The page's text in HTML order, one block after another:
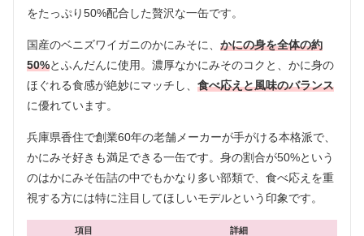
をたっぷり50%配合した贅沢な一缶です。
国産のベニズワイガニのかにみそに、 かにの身を全体の約
50%とふんだんに使用。濃厚なかにみそのコクと、かに身の
ほぐれる食感が絶妙にマッチし、 食べ応えと風味のバランス
に優れています。
兵庫県香住で創業60年の老舗メーカーが手がける本格派で、
かにみそ好きも満足できる一缶です。身の割合が50%という
のはかにみそ缶詰の中でもかなり多い部類で、食べ応えを重
視する方には特に注目してほしいモデルという印象です。
項目 詳細